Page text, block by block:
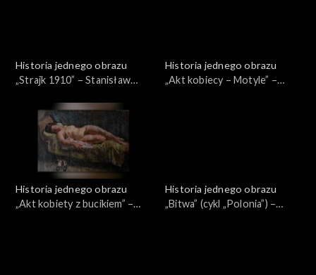
Historia jednego obrazu
„Strajk 1910” – Stanisław
Historia jednego obrazu
„Akt kobiecy – Motyle” –
Historia jednego obrazu
„Akt kobiety z bucikiem” –
Historia jednego obrazu
„Bitwa” (cykl „Polonia”) –